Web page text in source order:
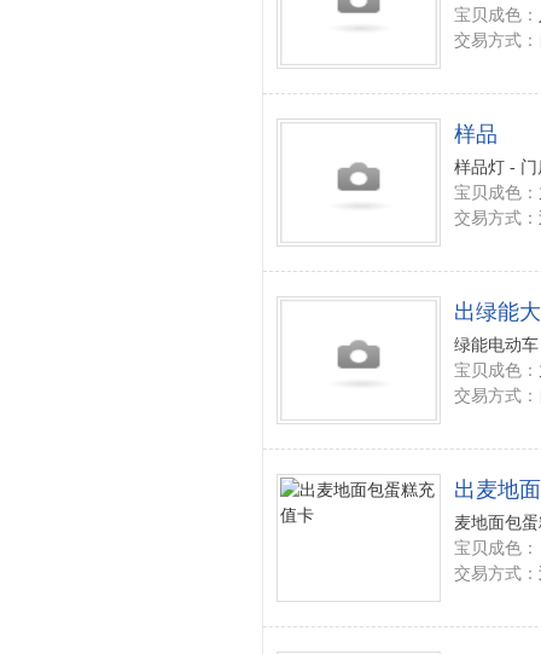
宝贝成色：
交易方式：
样品
样品灯 - 门
宝贝成色：
交易方式：
出绿能
绿能电动
宝贝成色：
交易方式：
出麦地
麦地面包
宝贝成色：
交易方式：